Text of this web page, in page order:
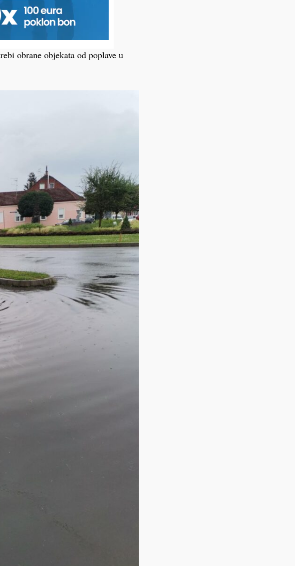
započeli su tradicionalnim
seniora krenule su brojne
obrane objekata od poplave u